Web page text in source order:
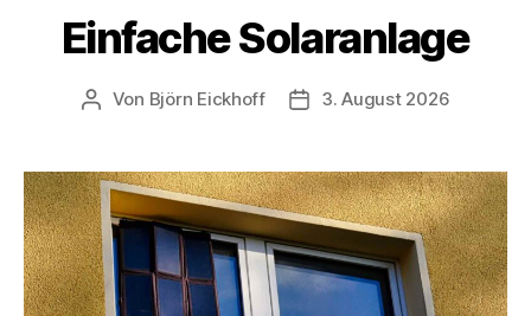
Einfache Solaranlage
Beitragsautor
Von Björn Eickhoff Veröffentlichungsdatum
3. August 2026